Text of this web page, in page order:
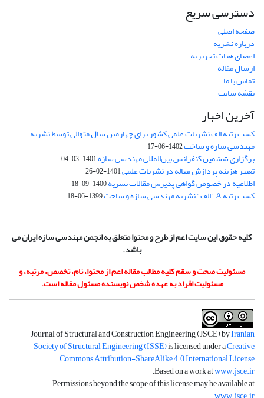
دسترسی سریع
صفحه اصلی
درباره نشریه
اعضای هیات تحریریه
ارسال مقاله
تماس با ما
نقشه سایت
آخرین اخبار
کسب رتبه الف نشریات علمی کشور برای چهارمین سال متوالی توسط نشریه
مهندسی سازه و ساخت1402-06-17
برگزاری ششمین کنفرانس بین‌المللی مهندسی سازه1401-03-04
تغییر هزینه پردازش مقاله در نشریات علمی1401-02-26
اطلاعیه در خصوص گواهی پذیرش مقالات نشریه1400-09-18
کسب رتبه A "الف" نشریه مهندسی سازه و ساخت 1399-06-18
کلیه حقوق این سایت اعم از طرح و محتوا متعلق به انجمن مهندسی سازه ایران می
باشد.
مسئولیت صحت و سقم کلیه مطالب مقاله اعم از محتوا، نام، تخصص، مرتبه، و
مسئولیت افراد به عهده شخص نویسنده مسئول مقاله است.
Journal of Structural and Construction Engineering (JSCE) byIranian
Society of Structural Engineering (ISSE)is licensed under aCreative
Commons Attribution-ShareAlike 4.0 International License
.
Based on a work atwww.jsce.ir
.
Permissions beyond the scope of this license may be available at